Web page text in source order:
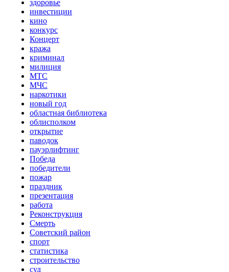
здоровье
инвестиции
кино
конкурс
Концерт
кража
криминал
милиция
МТС
МЧС
наркотики
новый год
областная библиотека
облисполком
открытие
паводок
пауэрлифтинг
Победа
победители
пожар
праздник
презентация
работа
Реконструкция
Смерть
Советский район
спорт
статистика
строительство
суд